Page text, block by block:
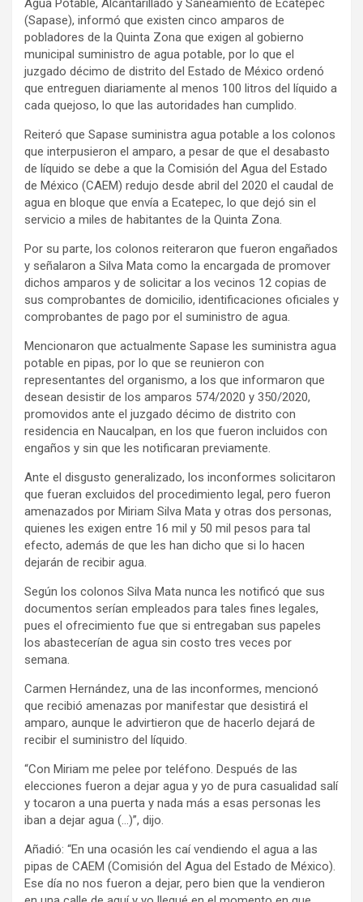
Agua Potable, Alcantarillado y Saneamiento de Ecatepec
(Sapase), informó que existen cinco amparos de
pobladores de la Quinta Zona que exigen al gobierno
municipal suministro de agua potable, por lo que el
juzgado décimo de distrito del Estado de México ordenó
que entreguen diariamente al menos 100 litros del líquido a
cada quejoso, lo que las autoridades han cumplido.
Reiteró que Sapase suministra agua potable a los colonos
que interpusieron el amparo, a pesar de que el desabasto
de líquido se debe a que la Comisión del Agua del Estado
de México (CAEM) redujo desde abril del 2020 el caudal de
agua en bloque que envía a Ecatepec, lo que dejó sin el
servicio a miles de habitantes de la Quinta Zona.
Por su parte, los colonos reiteraron que fueron engañados
y señalaron a Silva Mata como la encargada de promover
dichos amparos y de solicitar a los vecinos 12 copias de
sus comprobantes de domicilio, identificaciones oficiales y
comprobantes de pago por el suministro de agua.
Mencionaron que actualmente Sapase les suministra agua
potable en pipas, por lo que se reunieron con
representantes del organismo, a los que informaron que
desean desistir de los amparos 574/2020 y 350/2020,
promovidos ante el juzgado décimo de distrito con
residencia en Naucalpan, en los que fueron incluidos con
engaños y sin que les notificaran previamente.
Ante el disgusto generalizado, los inconformes solicitaron
que fueran excluidos del procedimiento legal, pero fueron
amenazados por Miriam Silva Mata y otras dos personas,
quienes les exigen entre 16 mil y 50 mil pesos para tal
efecto, además de que les han dicho que si lo hacen
dejarán de recibir agua.
Según los colonos Silva Mata nunca les notificó que sus
documentos serían empleados para tales fines legales,
pues el ofrecimiento fue que si entregaban sus papeles
los abastecerían de agua sin costo tres veces por
semana.
Carmen Hernández, una de las inconformes, mencionó
que recibió amenazas por manifestar que desistirá el
amparo, aunque le advirtieron que de hacerlo dejará de
recibir el suministro del líquido.
“Con Miriam me pelee por teléfono. Después de las
elecciones fueron a dejar agua y yo de pura casualidad salí
y tocaron a una puerta y nada más a esas personas les
iban a dejar agua (…)”, dijo.
Añadió: “En una ocasión les caí vendiendo el agua a las
pipas de CAEM (Comisión del Agua del Estado de México).
Ese día no nos fueron a dejar, pero bien que la vendieron